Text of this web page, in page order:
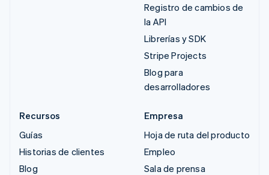
Registro de cambios de
la API
Librerías y SDK
Stripe Projects
Blog para
desarrolladores
Recursos
Guías
Historias de clientes
Blog
Empresa
Hoja de ruta del producto
Empleo
Sala de prensa